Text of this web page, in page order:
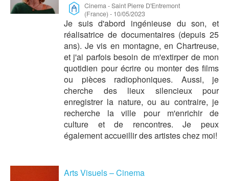
Cinema-Saint Pierre D'Entremont
(France) - 10/05/2023
Je suis d'abord ingénieuse du son, et
réalisatrice de documentaires (depuis 25
ans). Je vis en montagne, en Chartreuse,
et j'ai parfois besoin de m'extirper de mon
quotidien pour écrire ou monter des films
ou pièces radiophoniques. Aussi, je
cherche des lieux silencieux pour
enregistrer la nature, ou au contraire, je
recherche la ville pour m'enrichir de
culture et de rencontres. Je peux
également accueillir des artistes chez moi!
Arts Visuels – Cinema